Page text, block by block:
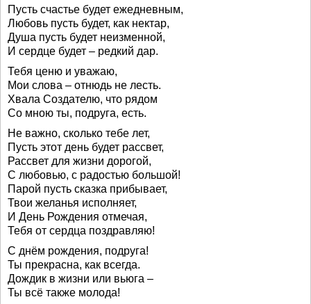
Пусть счастье будет ежедневным,
Любовь пусть будет, как нектар,
Душа пусть будет неизменной,
И сердце будет – редкий дар.
Тебя ценю и уважаю,
Мои слова – отнюдь не лесть.
Хвала Создателю, что рядом
Со мною ты, подруга, есть.
Не важно, сколько тебе лет,
Пусть этот день будет рассвет,
Рассвет для жизни дорогой,
С любовью, с радостью большой!
Парой пусть сказка прибывает,
Твои желанья исполняет,
И День Рождения отмечая,
Тебя от сердца поздравляю!
С днём рождения, подруга!
Ты прекрасна, как всегда.
Дождик в жизни или вьюга –
Ты всё также молода!